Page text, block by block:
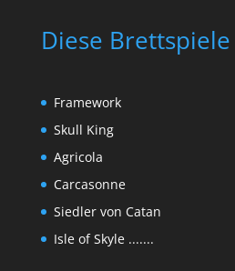
Diese
Framework
Skull King
Agricola
Carcasonne
Siedler von Catan
Isle of Skyle .......